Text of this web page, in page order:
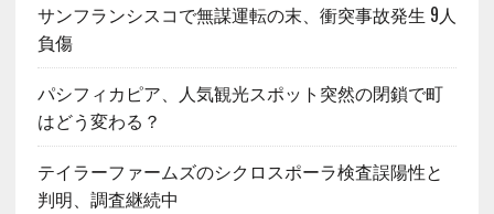
サンフランシスコで無謀運転の末、衝突事故発生 9人
負傷
パシフィカピア、人気観光スポット突然の閉鎖で町
はどう変わる？
テイラーファームズのシクロスポーラ検査誤陽性と
判明、調査継続中